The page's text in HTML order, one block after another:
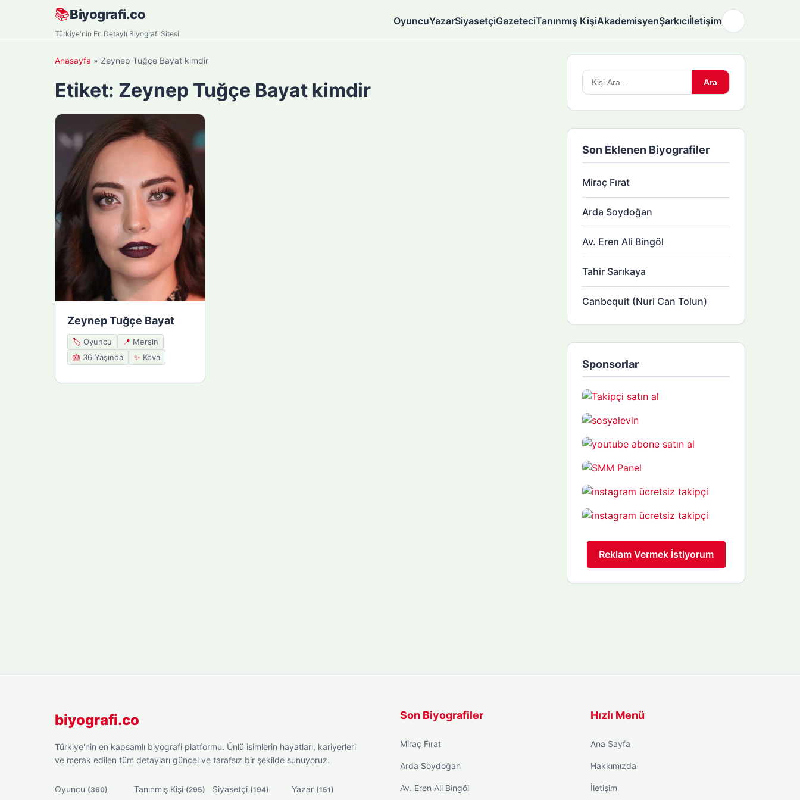
📚Biyografi.co
Türkiye'nin En Detaylı Biyografi Sitesi
OyuncuYazarSiyasetçiGazeteciTanınmış KişiAkademisyenŞarkıcıİletişim
Anasayfa » Zeynep Tuğçe Bayat kimdir
Etiket: Zeynep Tuğçe Bayat kimdir
Zeynep Tuğçe Bayat
🏷️ Oyuncu 📍 Mersin
🎂 36 Yaşında ✨ Kova
Arama
yapın:
Ara
Son Eklenen Biyografiler
Miraç Fırat
Arda Soydoğan
Av. Eren Ali Bingöl
Tahir Sarıkaya
Canbequit (Nuri Can Tolun)
Sponsorlar
Reklam Vermek İstiyorum
biyografi.co
Türkiye'nin en kapsamlı biyografi platformu. Ünlü isimlerin hayatları, kariyerleri
ve merak edilen tüm detayları güncel ve tarafsız bir şekilde sunuyoruz.
Oyuncu (360) Tanınmış Kişi (295) Siyasetçi (194) Yazar (151)
Son Biyografiler
Miraç Fırat
Arda Soydoğan
Av. Eren Ali Bingöl
Hızlı Menü
Ana Sayfa
Hakkımızda
İletişim